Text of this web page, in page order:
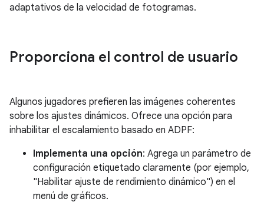
adaptativos de la velocidad de fotogramas.
Proporciona el control de usuario
Algunos jugadores prefieren las imágenes coherentes
sobre los ajustes dinámicos. Ofrece una opción para
inhabilitar el escalamiento basado en ADPF:
Implementa una opción: Agrega un parámetro de
configuración etiquetado claramente (por ejemplo,
"Habilitar ajuste de rendimiento dinámico") en el
menú de gráficos.